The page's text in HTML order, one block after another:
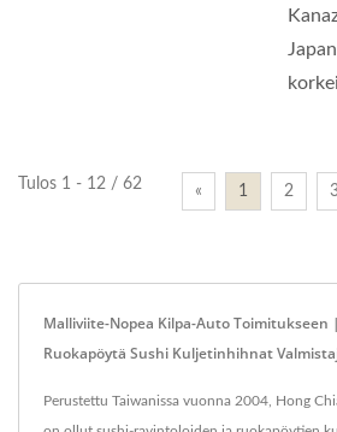
Tulos 1 - 12 / 62 « 1 2
Malliviite-Nopea Kilpa-Auto Toimitukseen
Ruokapöytä Sushi Kuljetinhihnat
Perustettu Taiwanissa vuonna 2004, Hong